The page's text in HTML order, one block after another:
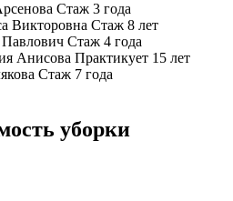
Стаж 3 года
Викторовна Стаж 8 лет
Стаж 4 года
Анисова Практикует 15 лет
Стаж 7 года
уборки